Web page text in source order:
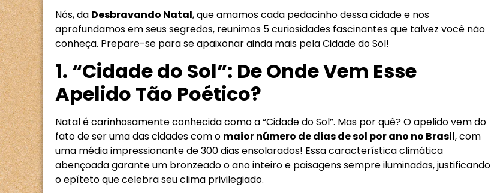
Nós, da Desbravando Natal, que amamos cada pedacinho dessa cidade e nos
aprofundamos em seus segredos, reunimos 5 curiosidades fascinantes que talvez você não
conheça. Prepare-se para se apaixonar ainda mais pela Cidade do Sol!
1. “Cidade do Sol”: De Onde Vem Esse
Apelido Tão Poético?
Natal é carinhosamente conhecida como a “Cidade do Sol”. Mas por quê? O apelido vem do
fato de ser uma das cidades com o maior número de dias de sol por ano no Brasil, com
uma média impressionante de 300 dias ensolarados! Essa característica climática
abençoada garante um bronzeado o ano inteiro e paisagens sempre iluminadas, justificando
o epíteto que celebra seu clima privilegiado.